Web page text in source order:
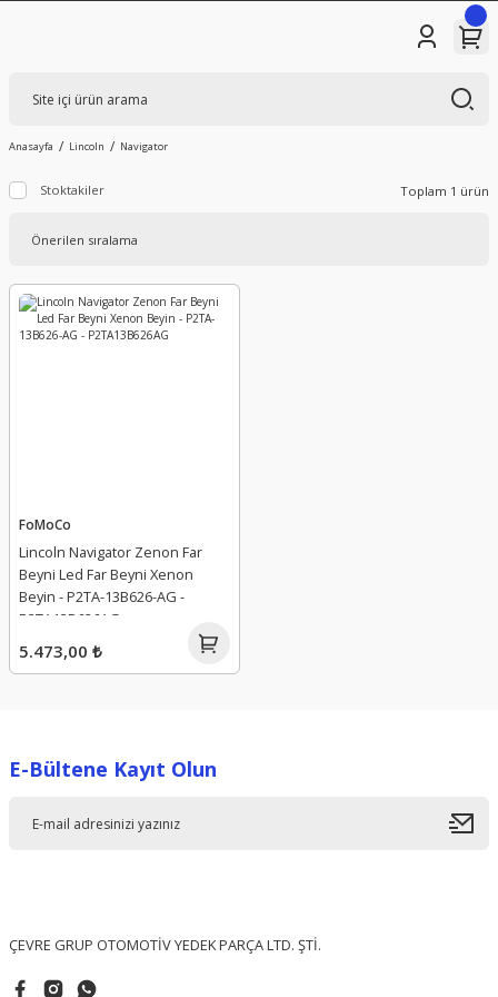
Anasayfa Lincoln Navigator
Stoktakiler Toplam 1 ürün
FoMoCo
Lincoln Navigator Zenon Far
Beyni Led Far Beyni Xenon
Beyin - P2TA-13B626-AG -
P2TA13B626AG
5.473,00 ₺
E-Bültene Kayıt Olun
ÇEVRE GRUP OTOMOTİV YEDEK PARÇA LTD. ŞTİ.